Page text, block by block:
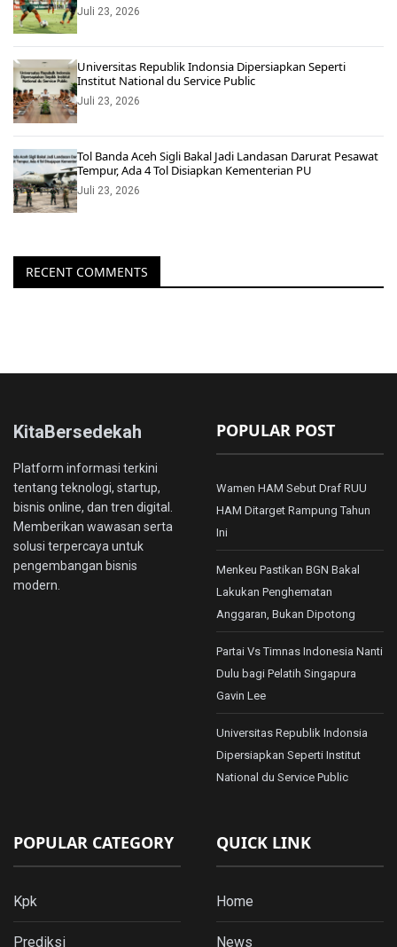
Juli 23, 2026
Universitas Republik Indonsia Dipersiapkan Seperti
Institut National du Service Public
Juli 23, 2026
Tol Banda Aceh Sigli Bakal Jadi Landasan Darurat Pesawat
Tempur, Ada 4 Tol Disiapkan Kementerian PU
Juli 23, 2026
RECENT COMMENTS
KitaBersedekah
Platform informasi terkini
tentang teknologi, startup,
bisnis online, dan tren digital.
Memberikan wawasan serta
solusi terpercaya untuk
pengembangan bisnis
modern.
POPULAR POST
Wamen HAM Sebut Draf RUU
HAM Ditarget Rampung Tahun
Ini
Menkeu Pastikan BGN Bakal
Lakukan Penghematan
Anggaran, Bukan Dipotong
Partai Vs Timnas Indonesia Nanti
Dulu bagi Pelatih Singapura
Gavin Lee
Universitas Republik Indonsia
Dipersiapkan Seperti Institut
National du Service Public
POPULAR CATEGORY
Kpk
Prediksi
QUICK LINK
Home
News